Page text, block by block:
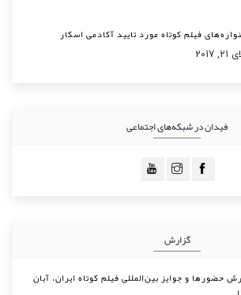
فیلم کوتاه مورد تایید آکادمی اسکار
فیدان در شبکه‌های اجتماعی
گزارش
حضورها و جوایز بین‌المللی فیلم کوتاه ایران، آبان